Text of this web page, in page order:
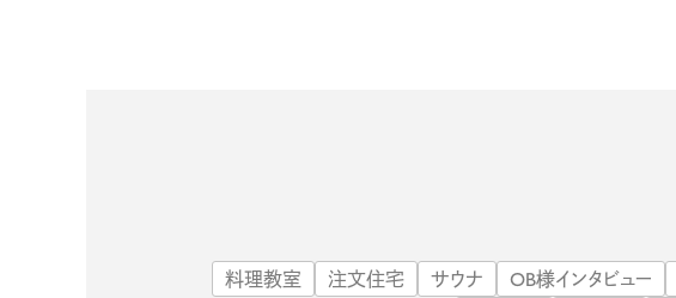
料理教室 注文住宅 サウナ OB様インタビュー